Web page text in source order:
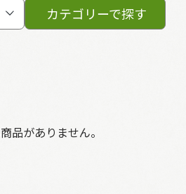
カテゴリーで探す
品がありません。